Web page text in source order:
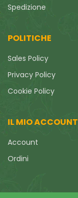
Spedizione
POLITICHE
Sales Policy
Privacy Policy
Cookie Policy
IL MIO ACCOUNT
Account
Ordini